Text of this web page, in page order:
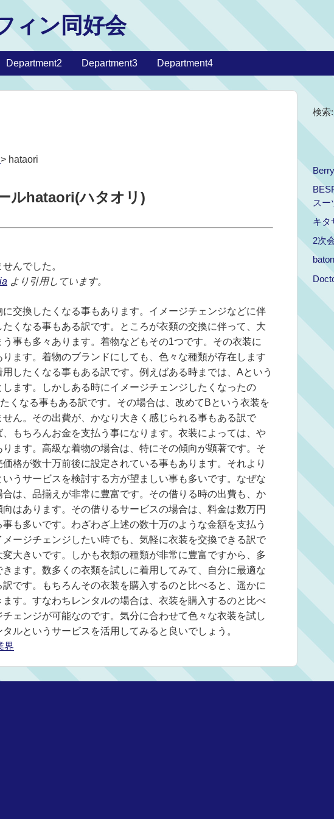
ィン同好会
Department2 Department3 Department4
> hataori
ルhataori(ハタオリ)
んでした。
より引用しています。
交換したくなる事もあります。イメージチェンジなどに伴
くなる事もある訳です。ところが衣類の交換に伴って、大
事も多々あります。着物などもその1つです。その衣装に
ます。着物のブランドにしても、色々な種類が存在します
したくなる事もある訳です。例えばある時までは、Aという
ます。しかしある時にイメージチェンジしたくなったの
くなる事もある訳です。その場合は、改めてBという衣装を
ん。その出費が、かなり大きく感じられる事もある訳で
もちろんお金を支払う事になります。衣装によっては、や
ます。高級な着物の場合は、特にその傾向が顕著です。そ
格が数十万前後に設定されている事もあります。それより
いうサービスを検討する方が望ましい事も多いです。なぜな
合は、品揃えが非常に豊富です。その借りる時の出費も、か
はあります。その借りるサービスの場合は、料金は数万円
も多いです。わざわざ上述の数十万のような金額を支払う
ージチェンジしたい時でも、気軽に衣装を交換できる訳で
大きいです。しかも衣類の種類が非常に豊富ですから、多
ます。数多くの衣類を試しに着用してみて、自分に最適な
です。もちろんその衣装を購入するのと比べると、遥かに
す。すなわちレンタルの場合は、衣装を購入するのと比べ
ェンジが可能なのです。気分に合わせて色々な衣装を試し
ルというサービスを活用してみると良いでしょう。
界
検索:
スー
キタ
2次